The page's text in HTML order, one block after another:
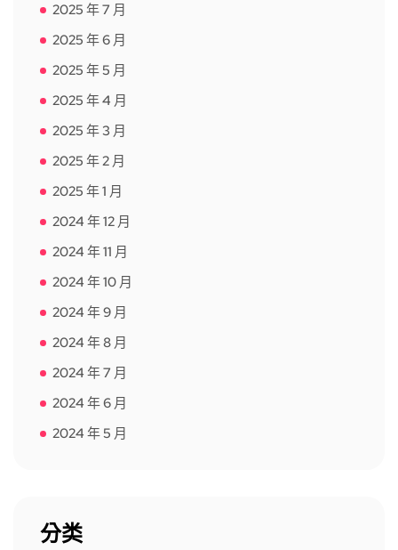
2025 年 7 月
2025 年 6 月
2025 年 5 月
2025 年 4 月
2025 年 3 月
2025 年 2 月
2025 年 1 月
2024 年 12 月
2024 年 11 月
2024 年 10 月
2024 年 9 月
2024 年 8 月
2024 年 7 月
2024 年 6 月
2024 年 5 月
分类